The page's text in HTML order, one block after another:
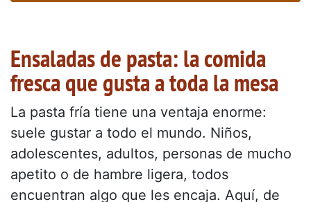
Ensaladas de pasta: la comida
fresca que gusta a toda la mesa
La pasta fría tiene una ventaja enorme:
suele gustar a todo el mundo. Niños,
adolescentes, adultos, personas de mucho
apetito o de hambre ligera, todos
encuentran algo que les encaja. Aquí, de